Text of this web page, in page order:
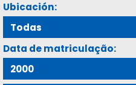
Ubicación:
Data de matriculação: